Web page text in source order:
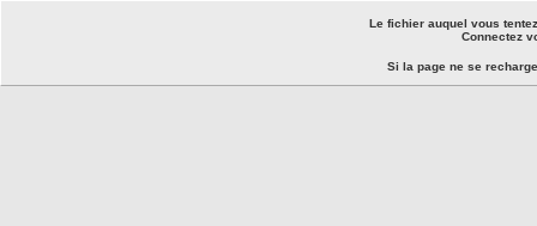
Le fichier auquel vous
Connectez
Si la page ne se